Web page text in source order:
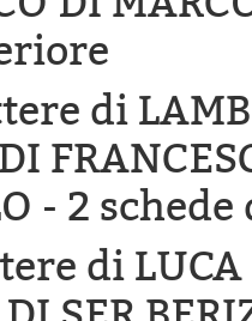
di
- 2
di